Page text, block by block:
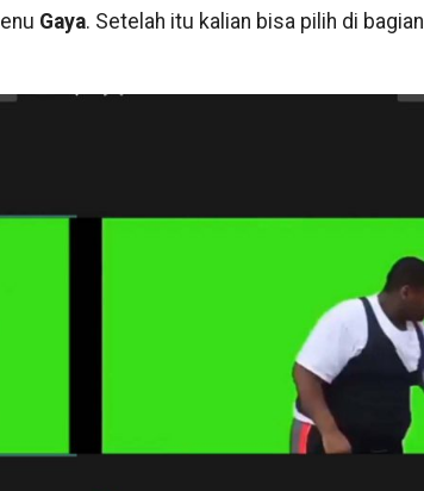
Gaya. Setelah itu kalian bisa pilih di bagian